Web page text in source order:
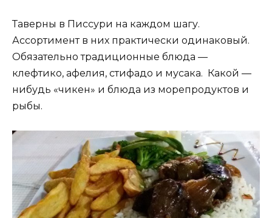
Таверны в Писсури на каждом шагу.
Ассортимент в них практически одинаковый.
Обязательно традиционные блюда —
клефтико, афелия, стифадо и мусака. Какой —
нибудь «чикен» и блюда из морепродуктов и
рыбы.